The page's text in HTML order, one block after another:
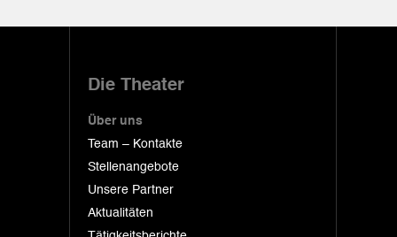
Die Theater
Über uns
Team – Kontakte
Stellenangebote
Unsere Partner
Aktualitäten